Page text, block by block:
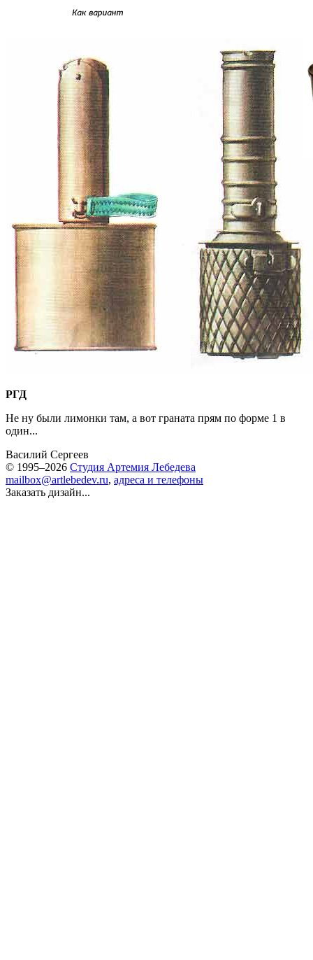
РГД
Не ну были лимонки там, а вот граната прям по форме 1 в
один...
Василий Сергеев
© 1995–2026 Студия Артемия Лебедева
mailbox@artlebedev.ru, адреса и телефоны
Заказать дизайн...